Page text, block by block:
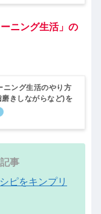
ニング生活」の
ニング生活のやり方
きしながらなど)を
が解決！11月1日
事
ピをキンプリ